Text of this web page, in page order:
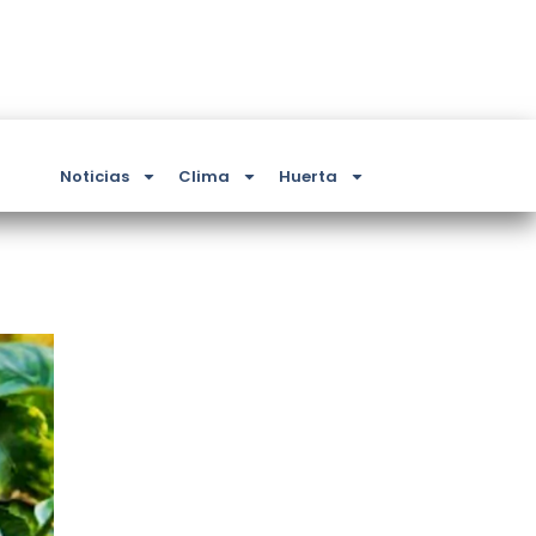
Noticias Clima Huerta